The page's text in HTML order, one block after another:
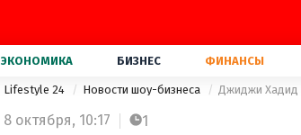
ЭКОНОМИКА БИЗНЕС ФИНАНСЫ
Lifestyle 24 Новости шоу-бизнеса Джиджи Хадид
8 октября, 10:17 1